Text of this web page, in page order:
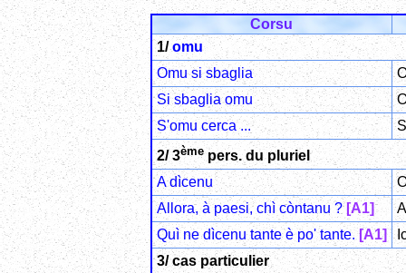
Corsu
1/omu
Omu si sbaglia
Si sbaglia omu
S'omu cerca ...
2/ 3èmepers. du pluriel
A dìcenu
Allora, à paesi, chì còntanu ? [A1]
Quì ne dìcenu tante è po' tante. [A1]
3/ cas particulier